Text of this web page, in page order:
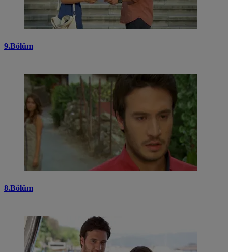
9.Bölüm
8.Bölüm